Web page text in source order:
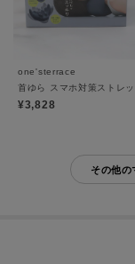
one'sterrace
首ゆら スマホ対策ストレ
¥3,828
その他の